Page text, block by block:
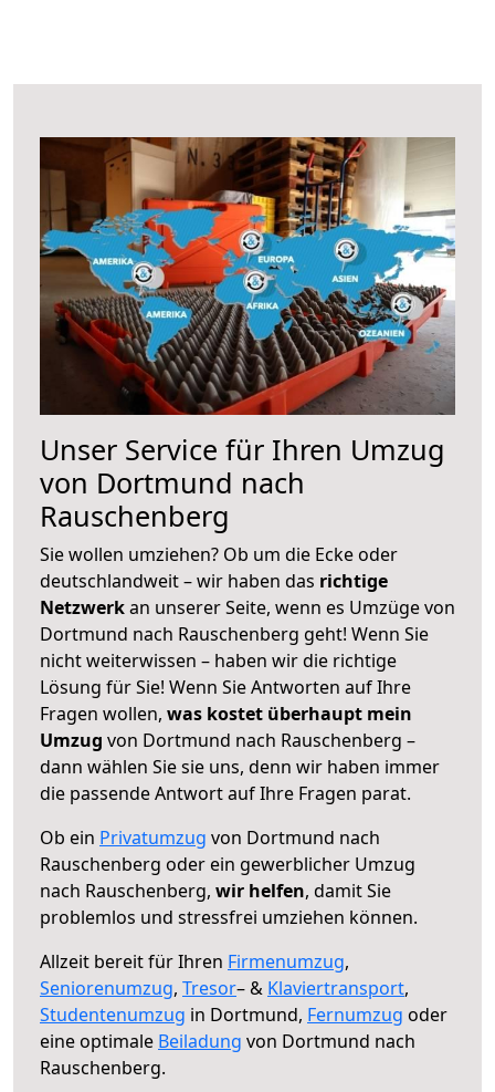
Unser Service für Ihren Umzug
von Dortmund nach
Rauschenberg
Sie wollen umziehen? Ob um die Ecke oder
deutschlandweit – wir haben das richtige
Netzwerkan unserer Seite, wenn es Umzüge von
Dortmund nach Rauschenberg geht! Wenn Sie
nicht weiterwissen – haben wir die richtige
Lösung für Sie! Wenn Sie Antworten auf Ihre
Fragen wollen, was kostet überhaupt mein
Umzug von Dortmund nach Rauschenberg –
dann wählen Sie sie uns, denn wir haben immer
die passende Antwort auf Ihre Fragen parat.
Ob ein Privatumzug von Dortmund nach
Rauschenberg oder ein gewerblicher Umzug
nach Rauschenberg, wir helfen, damit Sie
problemlos und stressfrei umziehen können.
Allzeit bereit für Ihren Firmenumzug,
Seniorenumzug, Tresor– & Klaviertransport,
Studentenumzug in Dortmund, Fernumzug oder
eine optimale Beiladung von Dortmund nach
Rauschenberg.